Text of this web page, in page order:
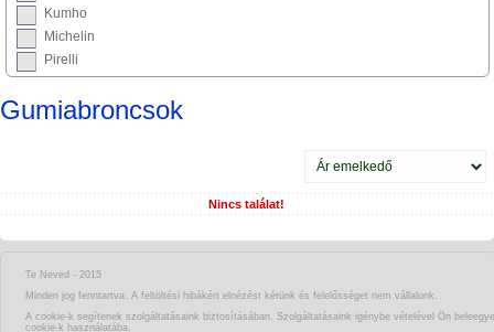
Kumho
Michelin
Pirelli
Gumiabroncsok
Nincs találat!
Te Neved - 2015
Minden jog fenntartva. A feltöltési hibákért elnézést kérünk és felelősséget nem vállalunk.
A cookie-k segítenek szolgáltatásaink biztosításában. Szolgáltatásaink igénybe vételével Ön
cookie-k használatába.